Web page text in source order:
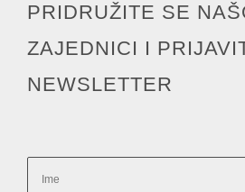
PRIDRUŽITE SE
ZAJEDNICI I
NEWSLETTER